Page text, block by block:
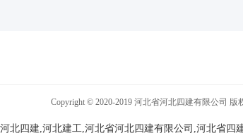
Copyright © 2020-2019 河北省河北四建有限公司
河北四建,河北建工,河北省河北四建有限公司,河北省四